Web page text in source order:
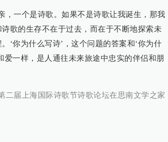
，一个是诗歌。如果不是诗歌让我诞生，那我
歌的生存不在于过去，而在于不断地探索未
‘你为什么写诗’，这个问题的答案和‘你为什
爱一样，是人通往未来旅途中忠实的伴侣和朋
二届上海国际诗歌节诗歌论坛在思南文学之家